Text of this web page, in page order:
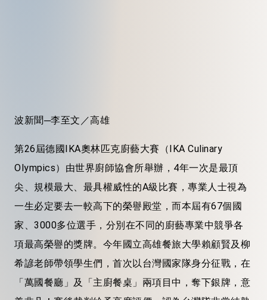
波新聞─李至文／高雄
第26屆德國IKA奧林匹克廚藝大賽（IKA Culinary
Olympics）由世界廚師協會所舉辦，4年一次是最頂
尖、規模最大、最具權威性的A級比賽，專業人士視為
一生必定要去一較高下的榮譽殿堂，而本屆有67個國
家、3000多位選手，分別在不同的廚藝專業中競爭各
項最高榮譽的獎牌。今年國立高雄餐旅大學賴顧賢及柳
希諺老師帶領學生們，首次以台灣國家隊身分征戰，在
「萬國餐廳」及「主廚餐桌」兩項目中，奪下銀牌，意